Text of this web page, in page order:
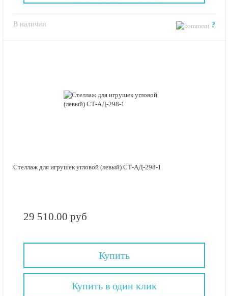
В наличии ?
Стеллаж для игрушек угловой (левый) СТ-АД-298-1
29 510.00 руб
Купить
Купить в один клик